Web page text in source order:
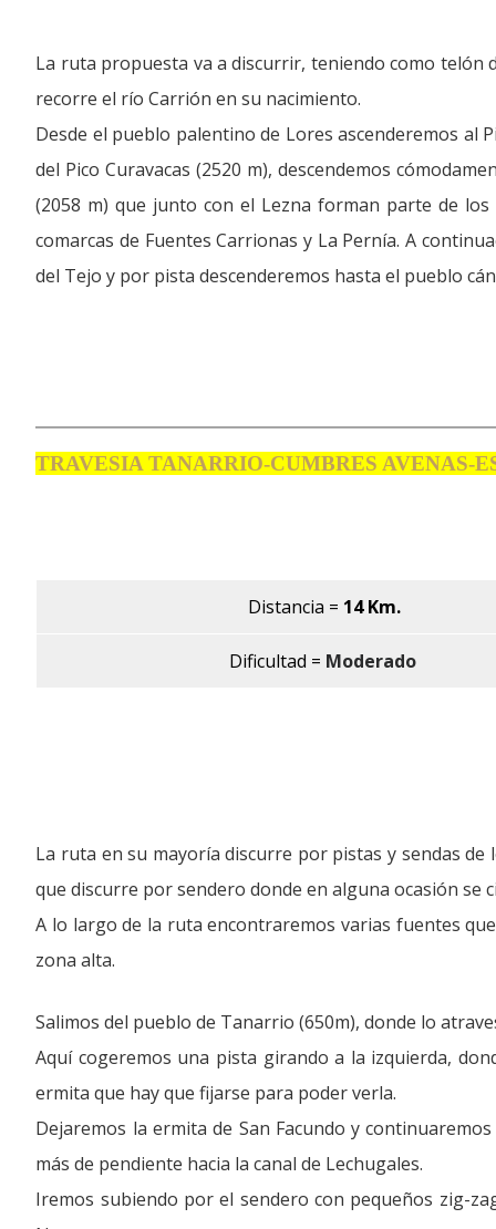
La ruta propuesta va a discurrir, teniendo como telón
recorre el río Carrión en su nacimiento.
Desde el pueblo palentino de Lores ascenderemos al
del Pico Curavacas (2520 m), descendemos
(2058 m) que junto con el Lezna forman parte de
comarcas de Fuentes Carrionas y La Pernía. A
del Tejo y por pista descenderemos hasta el pueblo
TRAVESIA TANARRIO-CUMBRES AVENAS-
Distancia = 14 Km.
Dificultad = Moderado
La ruta en su mayoría discurre por pistas y sendas de
que discurre por sendero donde en alguna ocasión se
A lo largo de la ruta encontraremos varias fuentes
zona alta.
Salimos del pueblo de Tanarrio (650m), donde lo
Aquí cogeremos una pista girando a la izquierda,
ermita que hay que fijarse para poder verla.
Dejaremos la ermita de San Facundo y
más de pendiente hacia la canal de Lechugales.
Iremos subiendo por el sendero con pequeños zig-